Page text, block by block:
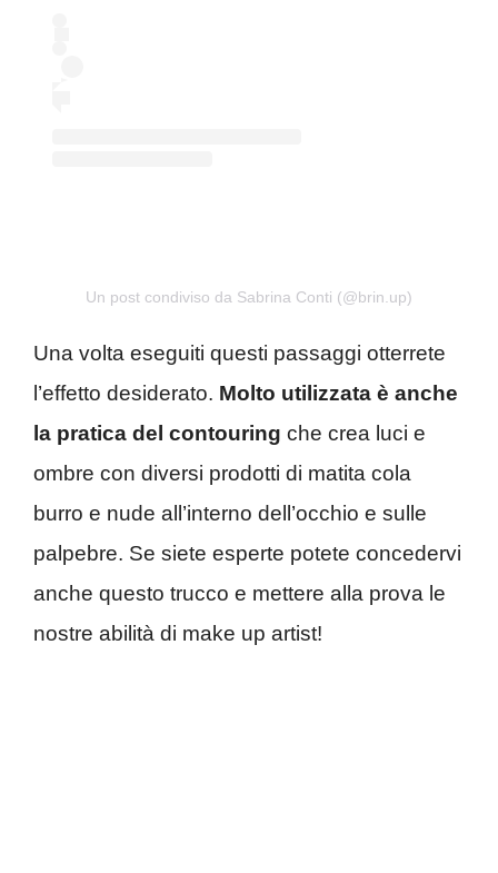
Un post condiviso da Sabrina Conti (@brin.up)
Una volta eseguiti questi passaggi otterrete
l’effetto desiderato. Molto utilizzata è anche
la pratica del contouring che crea luci e
ombre con diversi prodotti di matita cola
burro e nude all’interno dell’occhio e sulle
palpebre. Se siete esperte potete concedervi
anche questo trucco e mettere alla prova le
nostre abilità di make up artist!